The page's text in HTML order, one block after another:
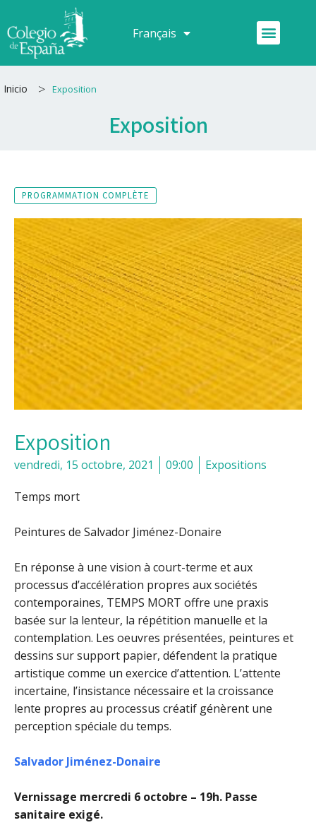
au
contenu
Français
Español Menu
Inicio > Exposition
Exposition
PROGRAMMATION COMPLÈTE
Exposition
vendredi, 15 octobre, 2021 09:00 Expositions
Temps mort
Peintures de Salvador Jiménez-Donaire
En réponse à une vision à court-terme et aux
processus d’accélération propres aux sociétés
contemporaines, TEMPS MORT offre une praxis
basée sur la lenteur, la répétition manuelle et la
contemplation. Les oeuvres présentées, peintures et
dessins sur support papier, défendent la pratique
artistique comme un exercice d’attention. L’attente
incertaine, l’insistance nécessaire et la croissance
lente propres au processus créatif génèrent une
perception spéciale du temps.
Salvador Jiménez-Donaire
Vernissage mercredi 6 octobre – 19h. Passe
sanitaire exigé.